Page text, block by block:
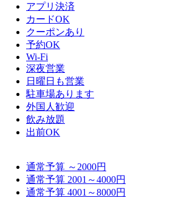
アプリ決済
カードOK
クーポンあり
予約OK
Wi-Fi
深夜営業
日曜日も営業
駐車場あります
外国人歓迎
飲み放題
出前OK
通常予算 ～2000円
通常予算 2001～4000円
通常予算 4001～8000円